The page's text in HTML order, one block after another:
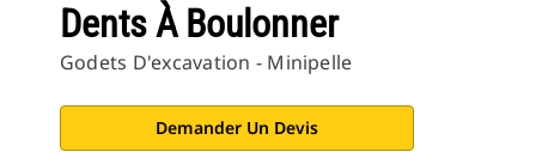
Dents À Boulonner
Godets D'excavation - Minipelle
Demander Un Devis